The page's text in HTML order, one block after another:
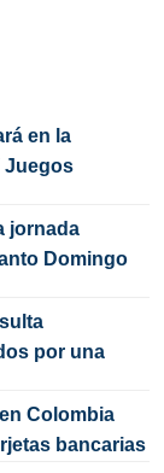
en la
Juegos
jornada
Domingo
por una
Colombia
bancarias